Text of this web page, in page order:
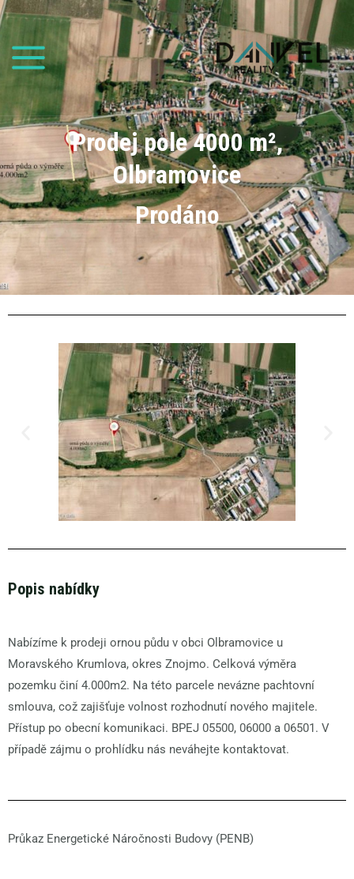
Prodej pole 4000 m²,
Olbramovice
Prodáno
Popis nabídky
Nabízíme k prodeji ornou půdu v obci Olbramovice u
Moravského Krumlova, okres Znojmo. Celková výměra
pozemku činí 4.000m2. Na této parcele nevázne pachtovní
smlouva, což zajišťuje volnost rozhodnutí nového majitele.
Přístup po obecní komunikaci. BPEJ 05500, 06000 a 06501. V
případě zájmu o prohlídku nás neváhejte kontaktovat.
Průkaz Energetické Náročnosti Budovy (PENB)